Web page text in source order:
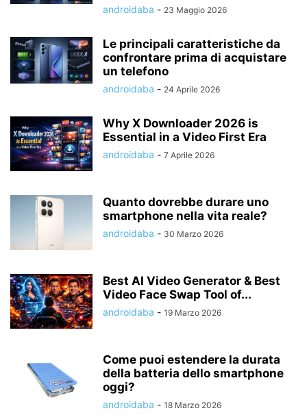
androidaba - 23 Maggio 2026
Le principali caratteristiche da
confrontare prima di acquistare
un telefono
androidaba - 24 Aprile 2026
Why X Downloader 2026 is
Essential in a Video First Era
androidaba - 7 Aprile 2026
Quanto dovrebbe durare uno
smartphone nella vita reale?
androidaba - 30 Marzo 2026
Best AI Video Generator & Best
Video Face Swap Tool of...
androidaba - 19 Marzo 2026
Come puoi estendere la durata
della batteria dello smartphone
oggi?
androidaba - 18 Marzo 2026